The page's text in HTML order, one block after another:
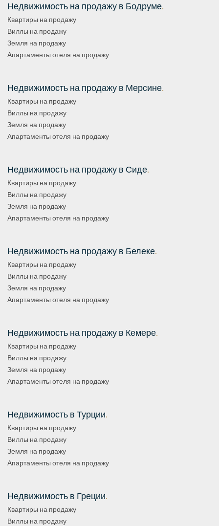
Недвижимость на продажу в Бодруме.
Квартиры на продажу
Виллы на продажу
Земля на продажу
Апартаменты отеля на продажу
Недвижимость на продажу в Мерсине.
Квартиры на продажу
Виллы на продажу
Земля на продажу
Апартаменты отеля на продажу
Недвижимость на продажу в Сиде.
Квартиры на продажу
Виллы на продажу
Земля на продажу
Апартаменты отеля на продажу
Недвижимость на продажу в Белеке.
Квартиры на продажу
Виллы на продажу
Земля на продажу
Апартаменты отеля на продажу
Недвижимость на продажу в Кемере.
Квартиры на продажу
Виллы на продажу
Земля на продажу
Апартаменты отеля на продажу
Недвижимость в Турции.
Квартиры на продажу
Виллы на продажу
Земля на продажу
Апартаменты отеля на продажу
Недвижимость в Греции.
Квартиры на продажу
Виллы на продажу